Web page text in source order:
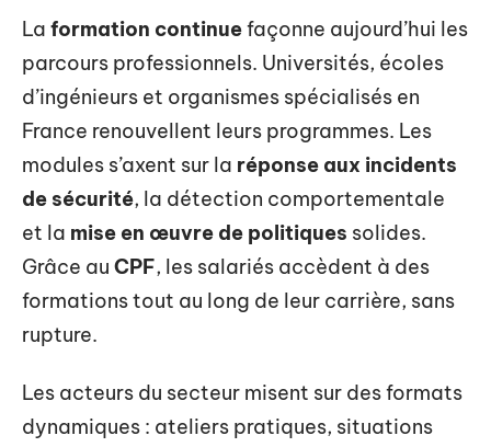
La formation continuefaçonne aujourd’hui les
parcours professionnels. Universités, écoles
d’ingénieurs et organismes spécialisés en
France renouvellent leurs programmes. Les
modules s’axent sur la réponse aux incidents
de sécurité, la détection comportementale
et la mise en œuvre de politiques solides.
Grâce au CPF, les salariés accèdent à des
formations tout au long de leur carrière, sans
rupture.
Les acteurs du secteur misent sur des formats
dynamiques : ateliers pratiques, situations